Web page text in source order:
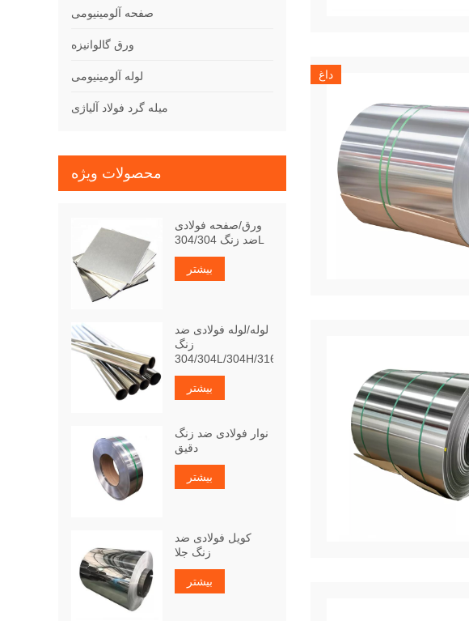
داغ
صفحه آلومینیومی
ورق گالوانیزه
لوله آلومینیومی
میله گرد فولاد آلیاژی
محصولات ویژه
ورق/صفحه فولادی
ضد زنگ 304/304L
بیشتر
لوله/لوله فولادی ضد
زنگ
304/304L/304H/316Ti
بیشتر
نوار فولادی ضد زنگ
دقیق
بیشتر
کویل فولادی ضد
زنگ جلا
بیشتر